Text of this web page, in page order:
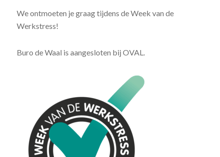
We ontmoeten je graag tijdens de Week van de
Werkstress!
Buro de Waal is aangesloten bij OVAL.